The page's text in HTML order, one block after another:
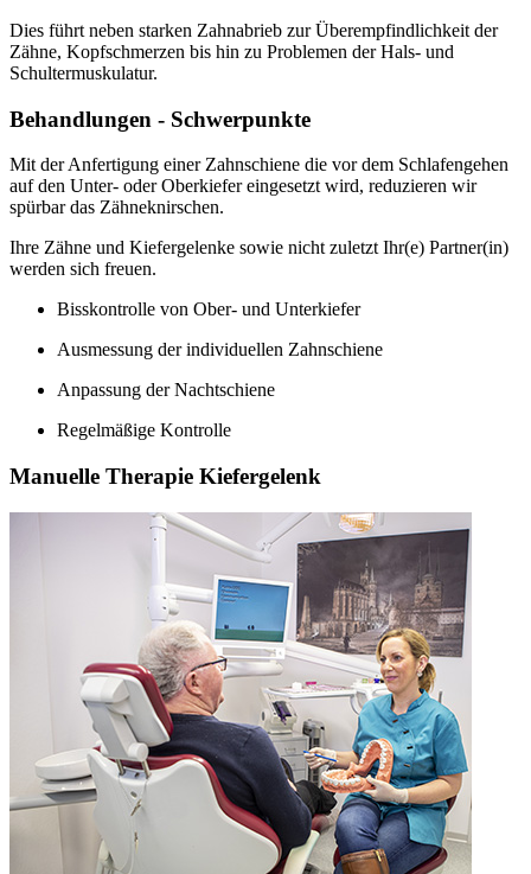
Dies führt neben starken Zahnabrieb zur Überempfindlichkeit der
Zähne, Kopfschmerzen bis hin zu Problemen der Hals- und
Schultermuskulatur.
Behandlungen - Schwerpunkte
Mit der Anfertigung einer Zahnschiene die vor dem Schlafengehen
auf den Unter- oder Oberkiefer eingesetzt wird, reduzieren wir
spürbar das Zähneknirschen.
Ihre Zähne und Kiefergelenke sowie nicht zuletzt Ihr(e) Partner(in)
werden sich freuen.
Bisskontrolle von Ober- und Unterkiefer
Ausmessung der individuellen Zahnschiene
Anpassung der Nachtschiene
Regelmäßige Kontrolle
Manuelle Therapie Kiefergelenk